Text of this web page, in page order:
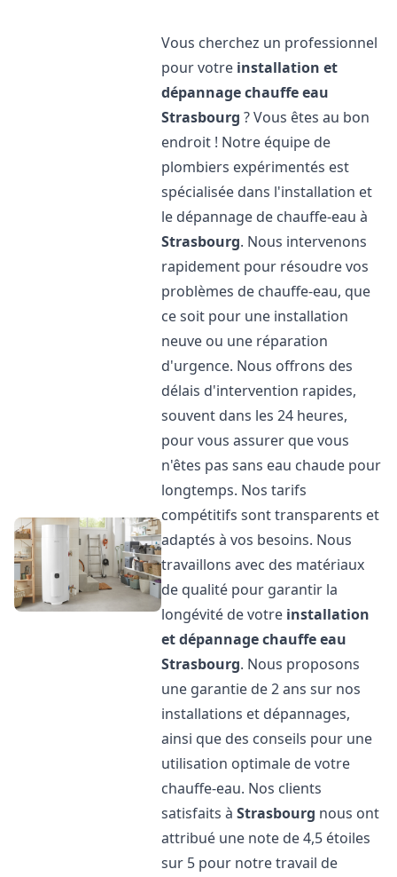
Vous cherchez un professionnel
pour votre installation et
dépannage chauffe eau
Strasbourg ? Vous êtes au bon
endroit ! Notre équipe de
plombiers expérimentés est
spécialisée dans l'installation et
le dépannage de chauffe-eau à
Strasbourg. Nous intervenons
rapidement pour résoudre vos
problèmes de chauffe-eau, que
ce soit pour une installation
neuve ou une réparation
d'urgence. Nous offrons des
délais d'intervention rapides,
souvent dans les 24 heures,
pour vous assurer que vous
n'êtes pas sans eau chaude pour
longtemps. Nos tarifs
compétitifs sont transparents et
adaptés à vos besoins. Nous
travaillons avec des matériaux
de qualité pour garantir la
longévité de votre installation
et dépannage chauffe eau
Strasbourg. Nous proposons
une garantie de 2 ans sur nos
installations et dépannages,
ainsi que des conseils pour une
utilisation optimale de votre
chauffe-eau. Nos clients
satisfaits àStrasbourg nous ont
attribué une note de 4,5 étoiles
sur 5 pour notre travail de